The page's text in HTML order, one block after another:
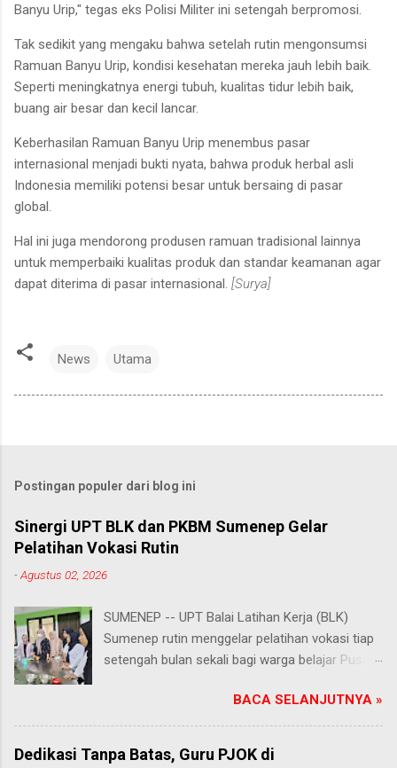
Banyu Urip," tegas eks Polisi Militer ini setengah berpromosi.
Tak sedikit yang mengaku bahwa setelah rutin mengonsumsi
Ramuan Banyu Urip, kondisi kesehatan mereka jauh lebih baik.
Seperti meningkatnya energi tubuh, kualitas tidur lebih baik,
buang air besar dan kecil lancar.
Keberhasilan Ramuan Banyu Urip menembus pasar
internasional menjadi bukti nyata, bahwa produk herbal asli
Indonesia memiliki potensi besar untuk bersaing di pasar
global.
Hal ini juga mendorong produsen ramuan tradisional lainnya
untuk memperbaiki kualitas produk dan standar keamanan agar
dapat diterima di pasar internasional. [Surya]
News Utama
Postingan populer dari blog ini
Sinergi UPT BLK dan PKBM Sumenep Gelar
Pelatihan Vokasi Rutin
-Agustus 02, 2026
SUMENEP -- UPT Balai Latihan Kerja (BLK)
Sumenep rutin menggelar pelatihan vokasi tiap
setengah bulan sekali bagi warga belajar Pusat
Kabupaten Sumenep. Ahad (2/8/2026).
Program ini menawarkan berbagai pilihan
keterampilan, mulai dari pembuatan roti dan kue
BACA SELANJUTNYA »
Dedikasi Tanpa Batas, Guru PJOK di